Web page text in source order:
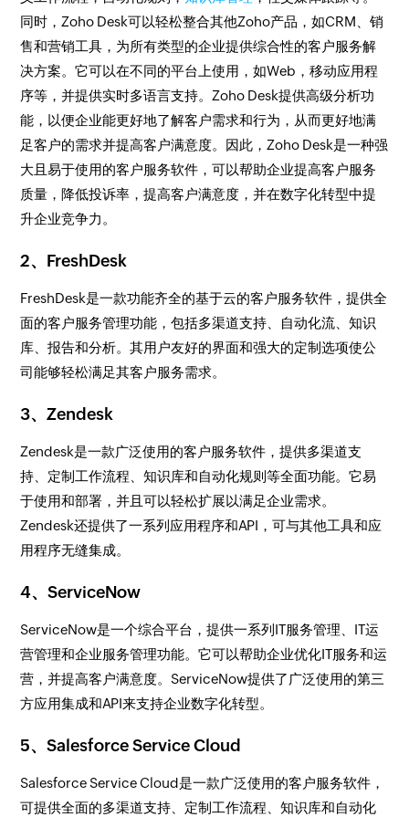
同时，Zoho Desk可以轻松整合其他Zoho产品，如CRM、销
售和营销工具，为所有类型的企业提供综合性的客户服务解
决方案。它可以在不同的平台上使用，如Web，移动应用程
序等，并提供实时多语言支持。Zoho Desk提供高级分析功
能，以便企业能更好地了解客户需求和行为，从而更好地满
足客户的需求并提高客户满意度。因此，Zoho Desk是一种强
大且易于使用的客户服务软件，可以帮助企业提高客户服务
质量，降低投诉率，提高客户满意度，并在数字化转型中提
升企业竞争力。
2、FreshDesk
FreshDesk是一款功能齐全的基于云的客户服务软件，提供全
面的客户服务管理功能，包括多渠道支持、自动化流、知识
库、报告和分析。其用户友好的界面和强大的定制选项使公
司能够轻松满足其客户服务需求。
3、Zendesk
Zendesk是一款广泛使用的客户服务软件，提供多渠道支
持、定制工作流程、知识库和自动化规则等全面功能。它易
于使用和部署，并且可以轻松扩展以满足企业需求。
Zendesk还提供了一系列应用程序和API，可与其他工具和应
用程序无缝集成。
4、ServiceNow
ServiceNow是一个综合平台，提供一系列IT服务管理、IT运
营管理和企业服务管理功能。它可以帮助企业优化IT服务和运
营，并提高客户满意度。ServiceNow提供了广泛使用的第三
方应用集成和API来支持企业数字化转型。
5、Salesforce Service Cloud
Salesforce Service Cloud是一款广泛使用的客户服务软件，
可提供全面的多渠道支持、定制工作流程、知识库和自动化